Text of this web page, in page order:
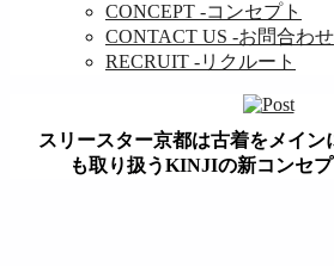
CONCEPT -コンセプト
CONTACT US -お問合わせ
RECRUIT -リクルート
スリースター京都は古着をメイン
も取り扱うKINJIの新コンセ